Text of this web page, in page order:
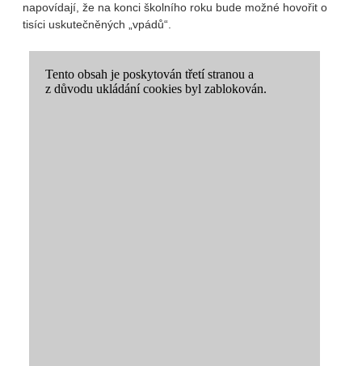
napovídají, že na konci školního roku bude možné hovořit o
tisíci uskutečněných „vpádů“.